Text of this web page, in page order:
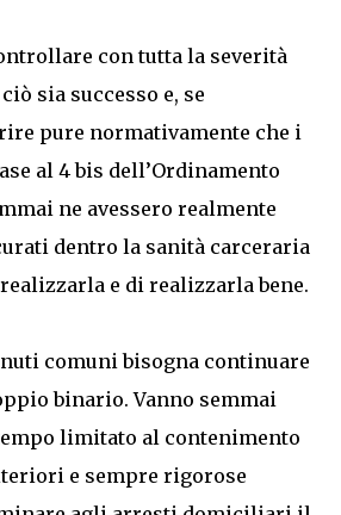
con tutta la severità
sia successo e, se
pure normativamente che i
al 4 bis dell’Ordinamento
ne avessero realmente
dentro la sanità carceraria
e di realizzarla bene.
comuni bisogna continuare
binario. Vanno semmai
limitato al contenimento
e sempre rigorose